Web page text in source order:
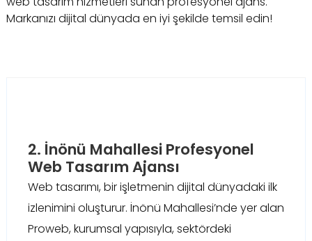
Markanızı dijital dünyada en iyi şekilde temsil edin!
2. İnönü Mahallesi Profesyonel
Web Tasarım Ajansı
Web tasarımı, bir işletmenin dijital dünyadaki ilk
izlenimini oluşturur. İnönü Mahallesi’nde yer alan
Proweb, kurumsal yapısıyla, sektördeki